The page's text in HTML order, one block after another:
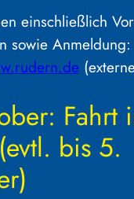
einschließlich
sowie Anmeldung:
Fahrt
bis 5.